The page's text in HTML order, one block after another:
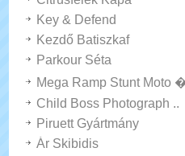
Key & Defend
Kezdő Batiszkaf
Parkour Séta
Mega Ramp Stunt Moto
Child Boss Photograph ..
Piruett Gyártmány
Ár Skibidis